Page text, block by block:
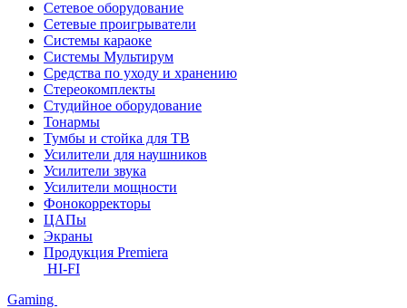
Сетевое оборудование
Сетевые проигрыватели
Системы караоке
Системы Мультирум
Средства по уходу и хранению
Стереокомплекты
Студийное оборудование
Тонармы
Тумбы и стойка для ТВ
Усилители для наушников
Усилители звука
Усилители мощности
Фонокорректоры
ЦАПы
Экраны
Продукция Premiera
HI-FI
Gaming